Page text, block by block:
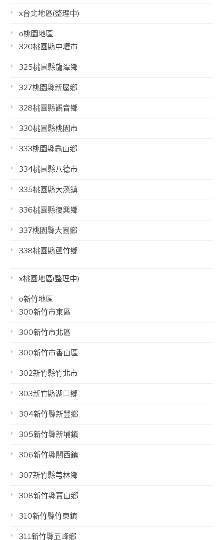
x台北地區(整理中)
o桃園地區
320桃園縣中壢市
325桃園縣龍潭鄉
327桃園縣新屋鄉
328桃園縣觀音鄉
330桃園縣桃園市
333桃園縣龜山鄉
334桃園縣八德市
335桃園縣大溪鎮
336桃園縣復興鄉
337桃園縣大園鄉
338桃園縣蘆竹鄉
x桃園地區(整理中)
o新竹地區
300新竹市東區
300新竹市北區
300新竹市香山區
302新竹縣竹北市
303新竹縣湖口鄉
304新竹縣新豐鄉
305新竹縣新埔鎮
306新竹縣關西鎮
307新竹縣芎林鄉
308新竹縣寶山鄉
310新竹縣竹東鎮
311新竹縣五峰鄉